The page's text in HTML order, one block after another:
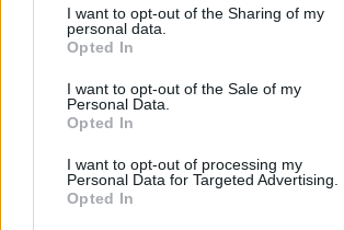
I want to opt-out of the Sharing of my
personal data.
Opted In
I want to opt-out of the Sale of my
Personal Data.
Opted In
I want to opt-out of processing my
Personal Data for Targeted Advertising.
Opted In